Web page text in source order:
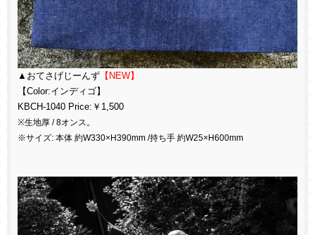
▲おてさげじーんず 【NEW】
【Color:インディゴ】
KBCH-1040 Price:￥1,500
※生地厚 / 8オンス。
※サイズ: 本体 約W330×H390mm /持ち手 約W25×H600mm